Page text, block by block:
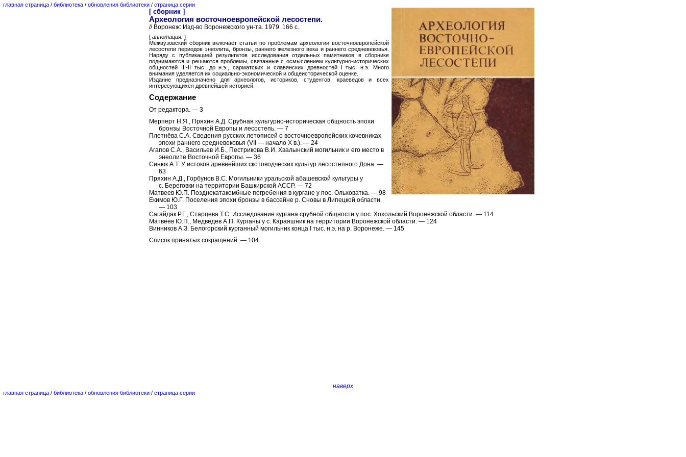
главная страница / библиотека / обновления библиотеки / страница серии
[ сборник ]
Археология восточноевропейской лесостепи.
// Воронеж: Изд-во Воронежского ун-та. 1979. 166 с.
[ аннотация: ]
Межвузовский сборник включает статьи по проблемам археологии восточноевропейской
лесостепи периодов энеолита, бронзы, раннего железного века и раннего средневековья.
Наряду с публикацией результатов исследования отдельных памятников в сборнике
поднимаются и решаются проблемы, связанные с осмыслением культурно-исторических
общностей III-II тыс. до н.э., сарматских и славянских древностей I тыс. н.э. Много
внимания уделяется их социально-экономической и общеисторической оценке.
Издание предназначено для археологов, историков, студентов, краеведов и всех
интересующихся древнейшей историей.
Содержание
От редактора. — 3
Мерперт Н.Я., Пряхин А.Д. Срубная культурно-историческая общность эпохи
бронзы Восточной Европы и лесостепь. — 7
Плетнёва С.А. Сведения русских летописей о восточноевропейских кочевниках
эпохи раннего средневековья (VII — начало X в.). — 24
Агапов С.А., Васильев И.Б., Пестрикова В.И. Хвалынский могильник и его место в
энеолите Восточной Европы. — 36
Синюк А.Т. У истоков древнейших скотоводческих культур лесостепного Дона. —
63
Пряхин А.Д., Горбунов В.С. Могильники уральской абашевской культуры у
с. Береговки на территории Башкирской АССР. — 72
Матвеев Ю.П. Позднекатакомбные погребения в кургане у пос. Ольховатка. — 98
Екимов Ю.Г. Поселения эпохи бронзы в бассейне р. Сновы в Липецкой области.
— 103
Сагайдак Р.Г., Старцева Т.С. Исследование кургана срубной общности у пос. Хохольский Воронежской области. — 114
Матвеев Ю.П., Медведев А.П. Курганы у с. Караяшник на территории Воронежской области. — 124
Винников А.З. Белогорский курганный могильник конца I тыс. н.э. на р. Воронеже. — 145
Список принятых сокращений. — 104
наверх
главная страница / библиотека / обновления библиотеки / страница серии